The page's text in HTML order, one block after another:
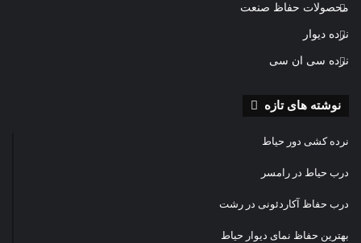
محصولات حفاظ صنعت
نرده دیوار
نرده سی ان سی
نوشته های تازه
نرده کشی دور حیاط
درب حیاط در رامسر
درب حفاظ آکاردئونی در رشت
بهترین حفاظ نمای دیوار حیاط